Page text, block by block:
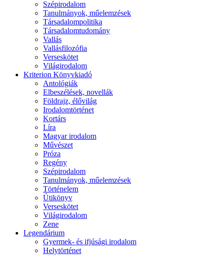
Szépirodalom
Tanulmányok, műelemzések
Társadalompolitika
Társadalomtudomány
Vallás
Vallásfilozófia
Verseskötet
Világirodalom
Kriterion Könyvkiadó
Antológiák
Elbeszélések, novellák
Földrajz, élővilág
Irodalomtörténet
Kortárs
Líra
Magyar irodalom
Művészet
Próza
Regény
Szépirodalom
Tanulmányok, műelemzések
Történelem
Útikönyv
Verseskötet
Világirodalom
Zene
Legendárium
Gyermek- és ifjúsági irodalom
Helytörténet